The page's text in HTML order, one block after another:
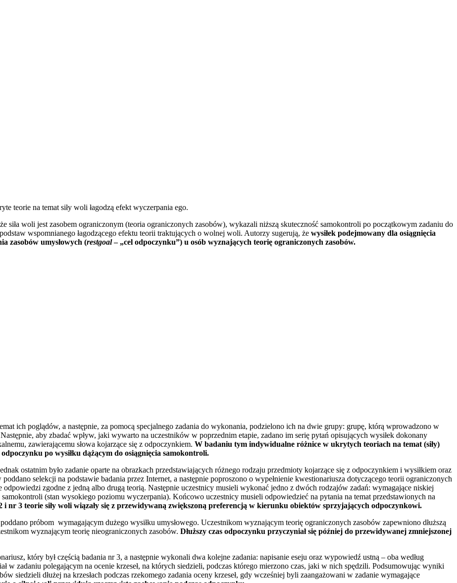
teorie na temat siły woli łagodzą efekt wyczerpania ego.
woli jest zasobem ograniczonym (teoria ograniczonych zasobów), wykazali niższą skuteczność samokontroli po początkowym zadaniu do
wspomnianego łagodzącego efektu teorii traktujących o wolnej woli. Autorzy sugerują, że wysiłek podejmowany dla osiągnięcia
zasobów umysłowych (restgoal– „cel odpoczynku”) u osób wyznających teorię ograniczonych zasobów.
ich poglądów, a następnie, za pomocą specjalnego zadania do wykonania, podzielono ich na dwie grupy: grupę, którą wprowadzono w
aby zbadać wpływ, jaki wywarto na uczestników w poprzednim etapie, zadano im serię pytań opisujących wysiłek dokonany
zawierającemu słowa kojarzące się z odpoczynkiem. W badaniu tym indywidualne różnice w ukrytych teoriach na temat (siły)
po wysiłku dążącym do osiągnięcia samokontroli.
ostatnim było zadanie oparte na obrazkach przedstawiających różnego rodzaju przedmioty kojarzące się z odpoczynkiem i wysiłkiem oraz
poddano selekcji na podstawie badania przez Internet, a następnie poproszono o wypełnienie kwestionariusza dotyczącego teorii ograniczonych
zgodne z jedną albo drugą teorią. Następnie uczestnicy musieli wykonać jedno z dwóch rodzajów zadań: wymagające niskiej
(stan wysokiego poziomu wyczerpania). Końcowo uczestnicy musieli odpowiedzieć na pytania na temat przedstawionych na
i nr 3 teorie siły woli wiązały się z przewidywaną zwiększoną preferencją w kierunku obiektów sprzyjających odpoczynkowi.
próbom wymagającym dużego wysiłku umysłowego. Uczestnikom wyznającym teorię ograniczonych zasobów zapewniono dłuższą
wyznającym teorię nieograniczonych zasobów. Dłuższy czas odpoczynku przyczyniał się później do przewidywanej zmniejszonej
który był częścią badania nr 3, a następnie wykonali dwa kolejne zadania: napisanie eseju oraz wypowiedź ustną – oba według
w zadaniu polegającym na ocenie krzeseł, na których siedzieli, podczas którego mierzono czas, jaki w nich spędzili. Podsumowując wyniki
siedzieli dłużej na krzesłach podczas rzekomego zadania oceny krzeseł, gdy wcześniej byli zaangażowani w zadanie wymagające